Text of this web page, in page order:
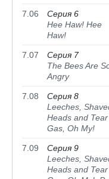
7.06
Серия 6
Hee Haw! Hee
Haw!
7.07
Серия 7
The Bees Are
Angry
7.08
Серия 8
Leeches,
Heads and Tear
Gas, Oh My!
7.09
Серия 9
Leeches,
Heads and Tear